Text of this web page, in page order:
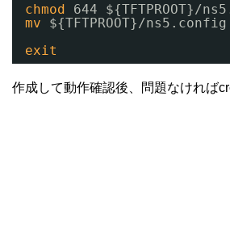
chmod
644 ${TFTPROOT} /ns5
mv
${TFTPROOT} /ns5 .config
exit
作成して動作確認後、問題なければ